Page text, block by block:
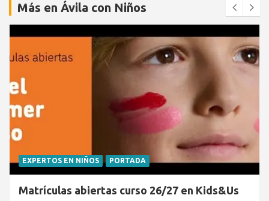
Más en Ávila con Niños
EXPERTOS EN NIÑOS PORTADA
Matrículas abiertas curso 26/27 en Kids&Us